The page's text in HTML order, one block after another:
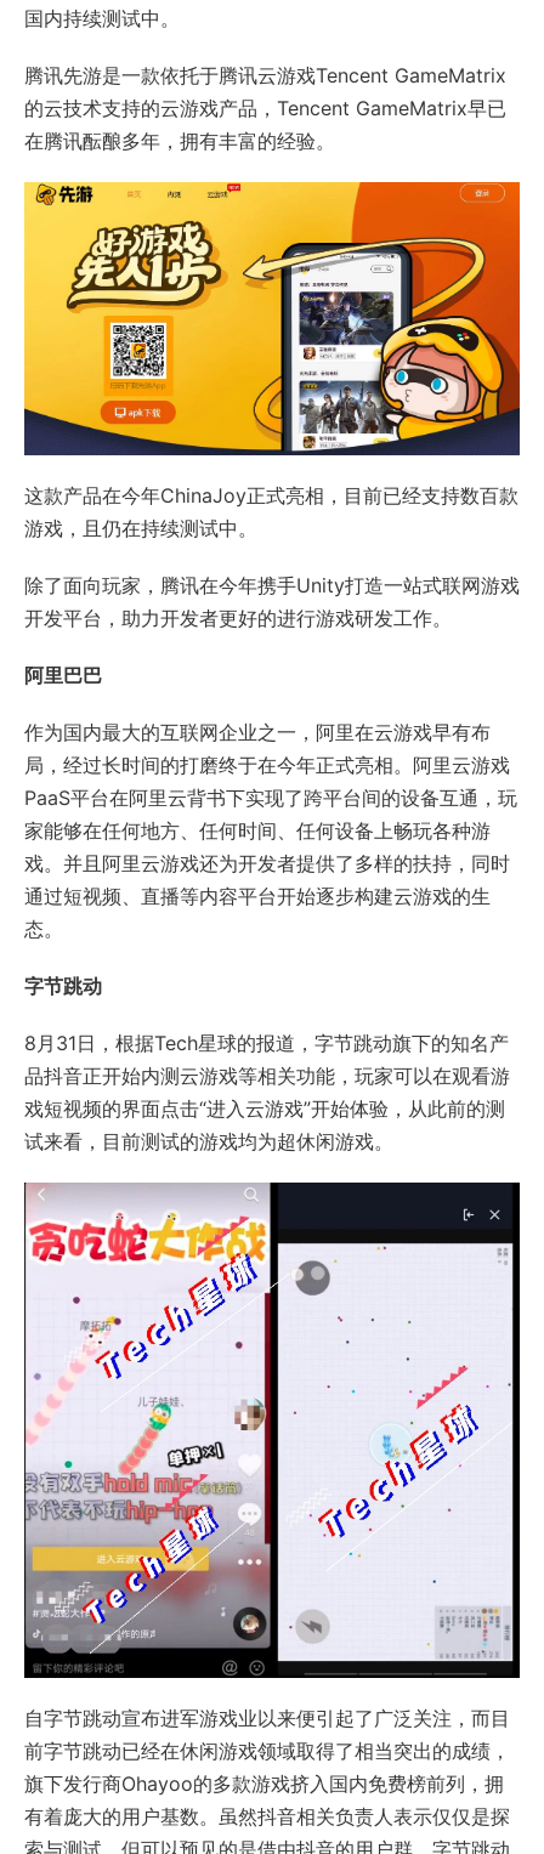
国内持续测试中。
腾讯先游是一款依托于腾讯云游戏Tencent GameMatrix
的云技术支持的云游戏产品，Tencent GameMatrix早已
在腾讯酝酿多年，拥有丰富的经验。
这款产品在今年ChinaJoy正式亮相，目前已经支持数百款
游戏，且仍在持续测试中。
除了面向玩家，腾讯在今年携手Unity打造一站式联网游戏
开发平台，助力开发者更好的进行游戏研发工作。
阿里巴巴
作为国内最大的互联网企业之一，阿里在云游戏早有布
局，经过长时间的打磨终于在今年正式亮相。阿里云游戏
PaaS平台在阿里云背书下实现了跨平台间的设备互通，玩
家能够在任何地方、任何时间、任何设备上畅玩各种游
戏。并且阿里云游戏还为开发者提供了多样的扶持，同时
通过短视频、直播等内容平台开始逐步构建云游戏的生
态。
字节跳动
8月31日，根据Tech星球的报道，字节跳动旗下的知名产
品抖音正开始内测云游戏等相关功能，玩家可以在观看游
戏短视频的界面点击“进入云游戏”开始体验，从此前的测
试来看，目前测试的游戏均为超休闲游戏。
自字节跳动宣布进军游戏业以来便引起了广泛关注，而目
前字节跳动已经在休闲游戏领域取得了相当突出的成绩，
旗下发行商Ohayoo的多款游戏挤入国内免费榜前列，拥
有着庞大的用户基数。虽然抖音相关负责人表示仅仅是探
索与测试，但可以预见的是借由抖音的用户群，字节跳动